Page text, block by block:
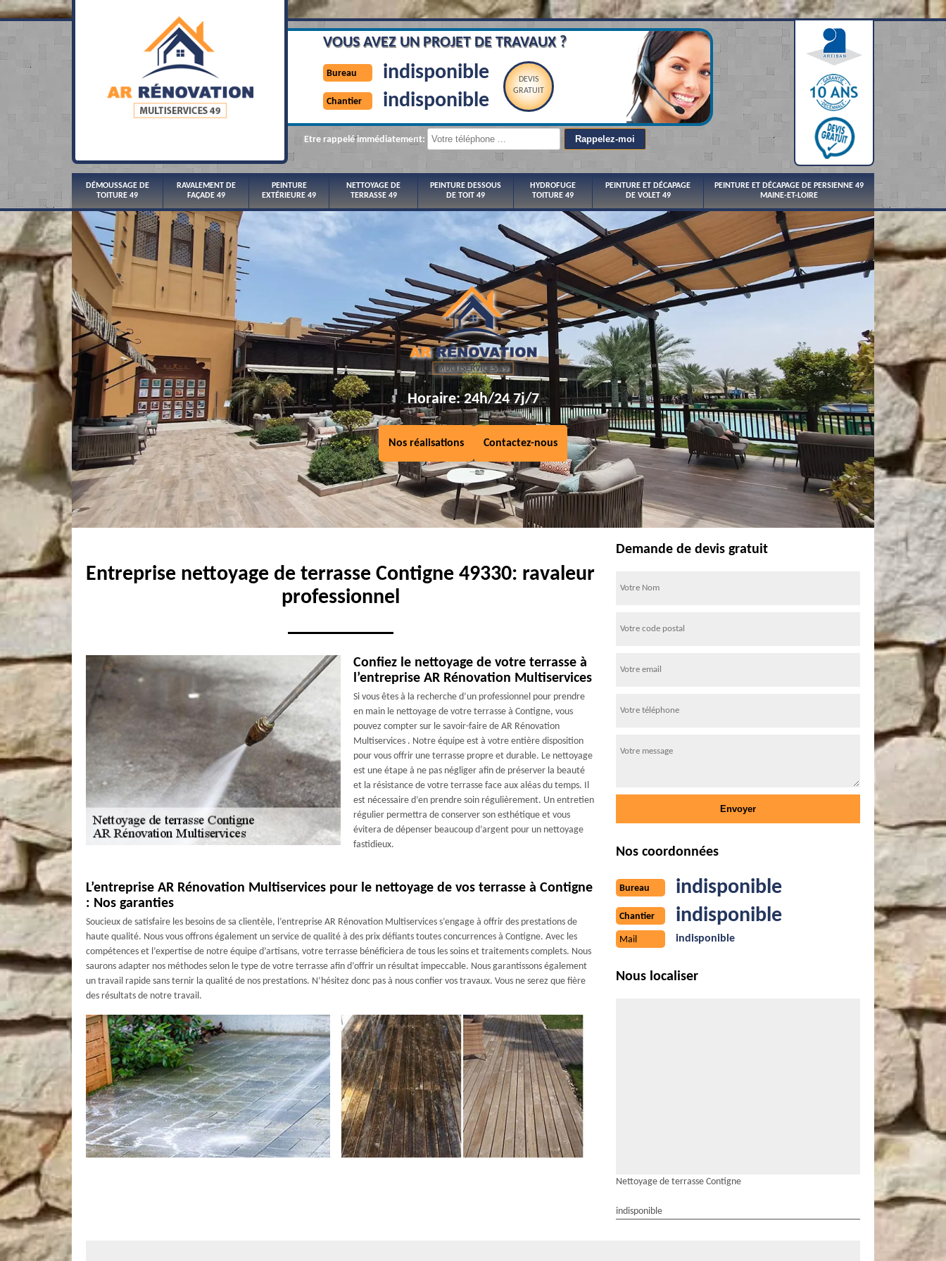
VOUS AVEZ UN PROJET DE TRAVAUX ?
Bureau indisponible
Chantier indisponible
DEVIS
GRATUIT
Etre rappelé immédiatement:
DÉMOUSSAGE DE
TOITURE 49
RAVALEMENT DE
FAÇADE 49
PEINTURE
EXTÉRIEURE 49
NETTOYAGE DE
TERRASSE 49
PEINTURE DESSOUS
DE TOIT 49
HYDROFUGE
TOITURE 49
PEINTURE ET DÉCAPAGE
DE VOLET 49
PEINTURE ET DÉCAPAGE DE PERSIENNE 49
MAINE-ET-LOIRE
Horaire: 24h/24 7j/7
Nos réalisations Contactez-nous
Entreprise nettoyage de terrasse Contigne 49330: ravaleur
professionnel
Confiez le nettoyage de votre terrasse à
l’entreprise AR Rénovation Multiservices
Si vous êtes à la recherche d’un professionnel pour prendre
en main le nettoyage de votre terrasse à Contigne, vous
pouvez compter sur le savoir-faire de AR Rénovation
Multiservices . Notre équipe est à votre entière disposition
pour vous offrir une terrasse propre et durable. Le nettoyage
est une étape à ne pas négliger afin de préserver la beauté
et la résistance de votre terrasse face aux aléas du temps. Il
est nécessaire d’en prendre soin régulièrement. Un entretien
régulier permettra de conserver son esthétique et vous
évitera de dépenser beaucoup d’argent pour un nettoyage
fastidieux.
L’entreprise AR Rénovation Multiservices pour le nettoyage de vos terrasse à Contigne
: Nos garanties
Soucieux de satisfaire les besoins de sa clientèle, l’entreprise AR Rénovation Multiservices s’engage à offrir des prestations de
haute qualité. Nous vous offrons également un service de qualité à des prix défiants toutes concurrences à Contigne. Avec les
compétences et l’expertise de notre équipe d’artisans, votre terrasse bénéficiera de tous les soins et traitements complets. Nous
saurons adapter nos méthodes selon le type de votre terrasse afin d’offrir un résultat impeccable. Nous garantissons également
un travail rapide sans ternir la qualité de nos prestations. N’hésitez donc pas à nous confier vos travaux. Vous ne serez que fière
des résultats de notre travail.
Demande de devis gratuit
Nos coordonnées
Bureau indisponible
Chantier indisponible
Mail indisponible
Nous localiser
Nettoyage de terrasse Contigne
indisponible